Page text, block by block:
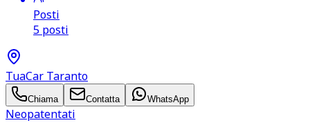
Posti
5 posti
TuaCar Taranto
Chiama Contatta WhatsApp
Neopatentati